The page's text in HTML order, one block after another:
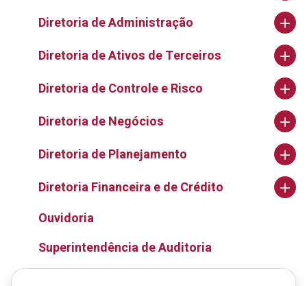
Diretoria de Administração
Diretoria de Ativos de Terceiros
Diretoria de Controle e Risco
Diretoria de Negócios
Diretoria de Planejamento
Diretoria Financeira e de Crédito
Ouvidoria
Superintendência de Auditoria